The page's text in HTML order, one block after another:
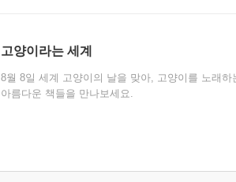
고양이라는 세계
8월 8일 세계 고양이의 날을 맞아, 고양이를 노래하
아름다운 책들을 만나보세요.